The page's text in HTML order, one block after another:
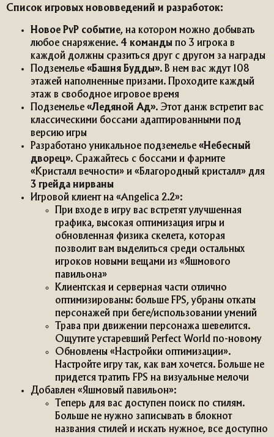
Список игровых нововведений и разработок:
Новое PvP событие, на котором можно добывать
любое снаряжение. 4 команды по 3 игрока в
каждой должны сразиться друг с другом за награды
Подземелье «Башня Будды». В нем вас ждут 108
этажей наполненные призами. Проходите каждый
этаж в свободное игровое время
Подземелье «Ледяной Ад». Этот данж встретит вас
классическими боссами адаптированными под
версию игры
Разработано уникальное подземелье «Небесный
дворец». Сражайтесь с боссами и фармите
«Кристалл вечности» и «Благородный кристалл» для
3 грейда нирваны
Игровой клиент на «Angelica 2.2»:
При входе в игру вас встретят улучшенная
графика, высокая оптимизация игры и
обновленная физика скелета, которая
позволит вам выделиться среди остальных
игроков новыми вещами из «Яшмового
павильона»
Клиентская и серверная части отлично
оптимизированы: больше FPS, убраны откаты
персонажей при беге/использовании умений
Трава при движении персонажа шевелится.
Ощутите устаревший Perfect World по-новому
Обновлены «Настройки оптимизации».
Настройте игру так, как вам хочется. Больше не
придется тратить FPS на визуальные мелочи
Добавлен «Яшмовый павильон»:
Теперь для вас доступен поиск по стилям.
Больше не нужно записывать в блокнот
названия стилей и искать нужное, все доступно